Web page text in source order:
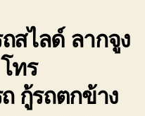
รถ
อุบั
สไลด์ ลากจูง
ทร
กู้รถตกข้าง